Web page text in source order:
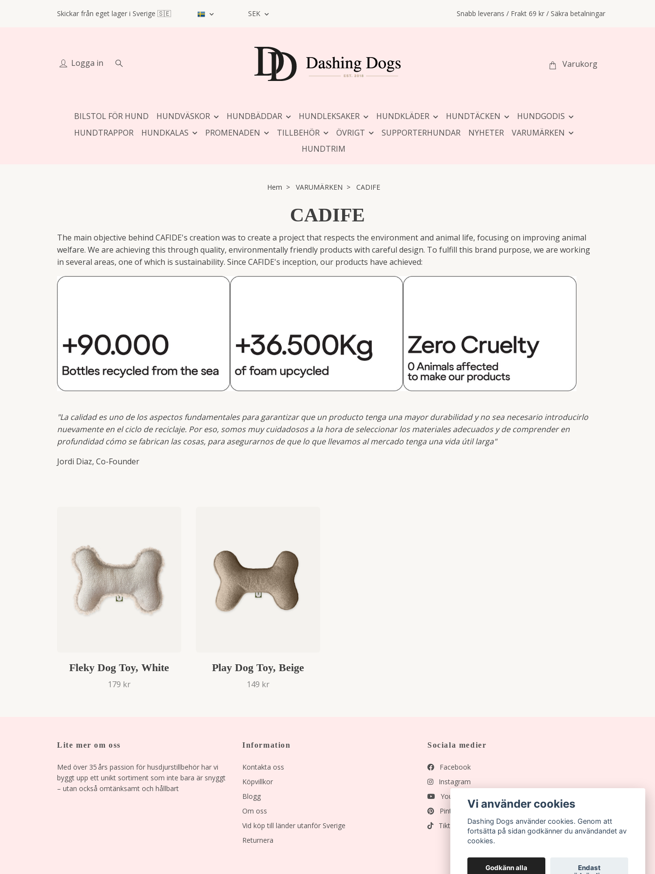
Skickar från eget lager i Sverige 🇸🇪 SEK Snabb leverans / Frakt 69 kr / Säkra betalningar
Logga in Varukorg
BILSTOL FÖR HUND HUNDVÄSKOR HUNDBÄDDAR HUNDLEKSAKER HUNDKLÄDER HUNDTÄCKEN
HUNDGODIS
HUNDTRAPPOR
HUNDKALAS PROMENADEN TILLBEHÖR ÖVRIGT SUPPORTERHUNDAR NYHETER
VARUMÄRKEN
HUNDTRIM
Hem VARUMÄRKEN CADIFE
CADIFE
The main objective behind CAFIDE's creation was to create a project that respects the environment and animal life, focusing on improving animal
welfare. We are achieving this through quality, environmentally friendly products with careful design. To fulfill this brand purpose, we are working
in several areas, one of which is sustainability. Since CAFIDE's inception, our products have achieved:
"La calidad es uno de los aspectos fundamentales para garantizar que un producto tenga una mayor durabilidad y no sea necesario introducirlo
nuevamente en el ciclo de reciclaje. Por eso, somos muy cuidadosos a la hora de seleccionar los materiales adecuados y de comprender en
profundidad cómo se fabrican las cosas, para asegurarnos de que lo que llevamos al mercado tenga una vida útil larga"
Jordi Diaz, Co-Founder
Fleky Dog Toy, White
179 kr
Play Dog Toy, Beige
149 kr
Lite mer om oss
Med över 35 års passion för husdjurstillbehör har vi
byggt upp ett unikt sortiment som inte bara är snyggt
– utan också omtänksamt och hållbart
Information
Kontakta oss
Köpvillkor
Blogg
Om oss
Vid köp till länder utanför Sverige
Returnera
Sociala medier
Facebook
Instagram
YouTube
Pinterest
Tiktok
Vi använder cookies
Dashing Dogs använder cookies. Genom att
fortsätta på sidan godkänner du användandet av
cookies.
Godkänn alla
Endast